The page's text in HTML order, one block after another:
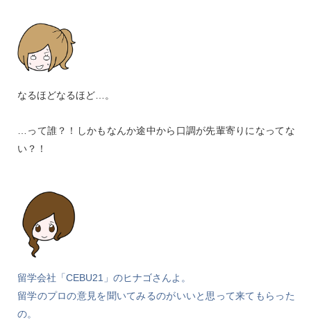
なるほどなるほど…。
…って誰？！しかもなんか途中から口調が先輩寄りになってな
い？！
留学会社「CEBU21」のヒナゴさんよ。
留学のプロの意見を聞いてみるのがいいと思って来てもらった
の。